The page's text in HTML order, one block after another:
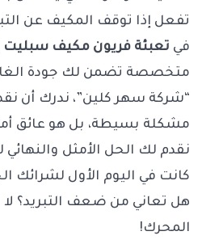
تفعل إذا توقف المكيف عن
في تعبئة فريون مكيف سبليت
متخصصة تضمن لك جودة
“شركة سهر كلين”، ندرك أن
مشكلة بسيطة، بل هو عائق
نقدم لك الحل الأمثل والنهائي
كانت في اليوم الأول لشرائك
هل تعاني من ضعف التبريد؟ لا
المحرك!